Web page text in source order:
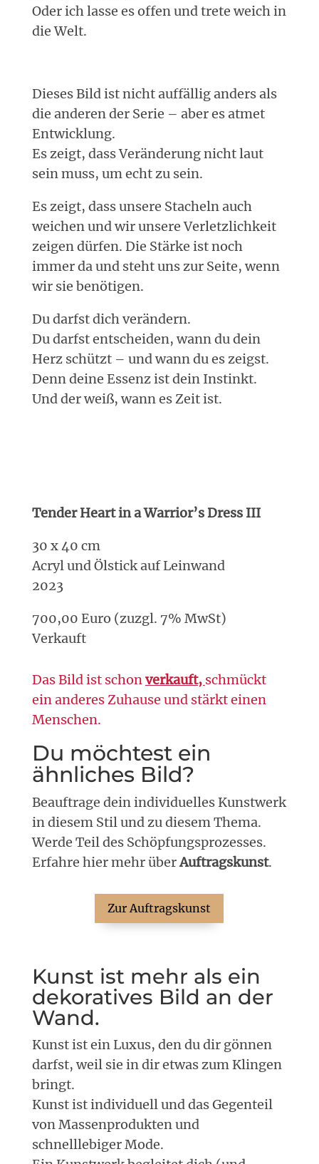
Oder ich lasse es offen und trete weich in
die Welt.
Dieses Bild ist nicht auffällig anders als
die anderen der Serie – aber es atmet
Entwicklung.
Es zeigt, dass Veränderung nicht laut
sein muss, um echt zu sein.
Es zeigt, dass unsere Stacheln auch
weichen und wir unsere Verletzlichkeit
zeigen dürfen. Die Stärke ist noch
immer da und steht uns zur Seite, wenn
wir sie benötigen.
Du darfst dich verändern.
Du darfst entscheiden, wann du dein
Herz schützt – und wann du es zeigst.
Denn deine Essenz ist dein Instinkt.
Und der weiß, wann es Zeit ist.
Tender Heart in a Warrior’s Dress III
30 x 40 cm
Acryl und Ölstick auf Leinwand
2023
700,00 Euro (zuzgl. 7% MwSt)
Verkauft
Das Bild ist schonverkauft, schmückt
ein anderes Zuhause und stärkt einen
Menschen.
Du möchtest ein
ähnliches Bild?
Beauftrage dein individuelles Kunstwerk
in diesem Stil und zu diesem Thema.
Werde Teil des Schöpfungsprozesses.
Erfahre hier mehr überAuftragskunst.
Zur Auftragskunst
Kunst ist mehr als ein
dekoratives Bild an der
Wand.
Kunst ist ein Luxus, den du dir gönnen
darfst, weil sie in dir etwas zum Klingen
bringt.
Kunst ist individuell und das Gegenteil
von Massenprodukten und
schnelllebiger Mode.